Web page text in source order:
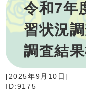
令和7年
習状況
調査結
[2025年9月10日 ]
ID:9175